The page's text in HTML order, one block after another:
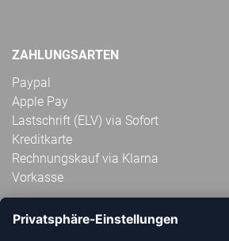
ZAHLUNGSARTEN
Paypal
Apple Pay
Lastschrift (ELV) via Sofort
Kreditkarte
Rechnungskauf via Klarna
Vorkasse
ABONNIERE JETZT DEN KOSTENLOSEN